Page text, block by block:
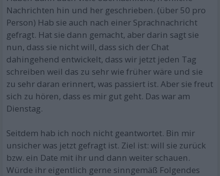
Nachrichten hin und her geschrieben. (über 50 pro
Person) Hab sie auch nach einer Sprachnachricht
gefragt. Hat sie dann gemacht, aber darin sagt sie
nun, dass sie nicht will, dass sich der Chat
dahingehend entwickelt, dass wir jetzt jeden Tag
schreiben weil das zu sehr wie früher wäre und sie
zu sehr daran erinnert, was passiert ist. Aber sie freut
sich zu hören, dass es mir gut geht. Das war am
Dienstag.
Seitdem hab ich noch nicht geantwortet. Bin mir
unsicher was jetzt gefragt ist. Ziel ist: will sie zurück
bzw. ein Date mit ihr und dann weiter schauen.
Würde ihr eigentlich gerne sinngemäß Folgendes